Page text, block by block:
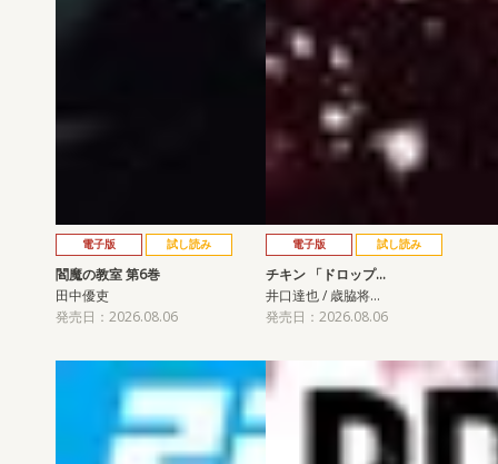
電子版 試し読み
閻魔の教室 第6巻
田中優吏
発売日：2026.08.06
電子版 試し読み
チキン 「ドロップ…
井口達也 / 歳脇将…
発売日：2026.08.06